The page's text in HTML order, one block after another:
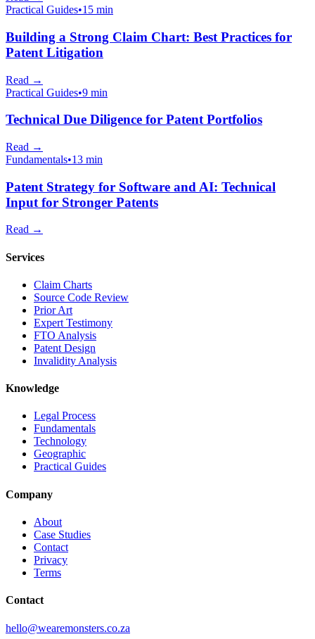
Practical Guides•15 min
Building a Strong Claim Chart: Best Practices for
Patent Litigation
Read →
Practical Guides•9 min
Technical Due Diligence for Patent Portfolios
Read →
Fundamentals•13 min
Patent Strategy for Software and AI: Technical
Input for Stronger Patents
Read →
Services
Claim Charts
Source Code Review
Prior Art
Expert Testimony
FTO Analysis
Patent Design
Invalidity Analysis
Knowledge
Legal Process
Fundamentals
Technology
Geographic
Practical Guides
Company
About
Case Studies
Contact
Privacy
Terms
Contact
hello@wearemonsters.co.za